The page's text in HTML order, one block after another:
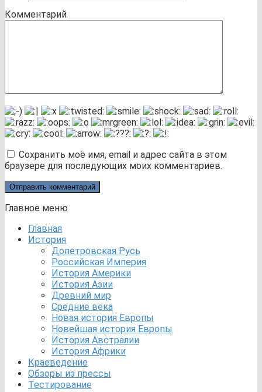
Комментарий
Сохранить моё имя, email и адрес сайта в этом
браузере для последующих моих комментариев.
Главное меню
Главная
История
Допетровская Русь
Российская Империя
История Америки
История Азии
Древний мир
Средние века
Новая история Европы
Новейшая история Европы
История Австралии
История Африки
Краеведение
Обзоры из прессы
Тестирование